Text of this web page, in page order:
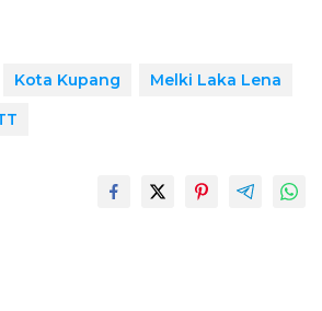
Kota Kupang
Melki Laka Lena